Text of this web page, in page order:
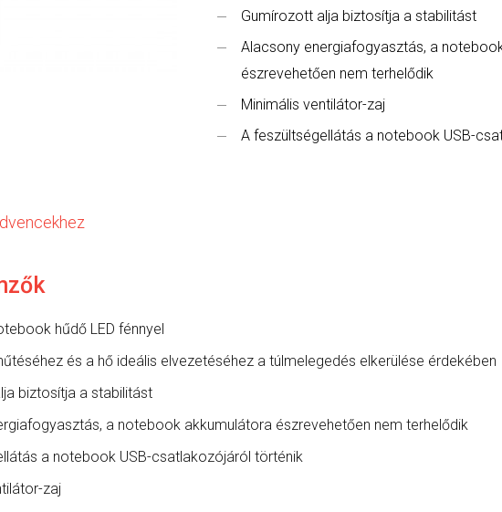
Gumírozott alja biztosítja a stabilitást
Alacsony energiafogyasztás, a
észrevehetően nem terhelődik
Minimális ventilátor-zaj
A feszültségellátás a notebook USB-
hűdő LED fénnyel
és a hő ideális elvezetéséhez a túlmelegedés elkerülése érdekében
biztosítja a stabilitást
a notebook akkumulátora észrevehetően nem terhelődik
a notebook USB-csatlakozójáról történik
zaj